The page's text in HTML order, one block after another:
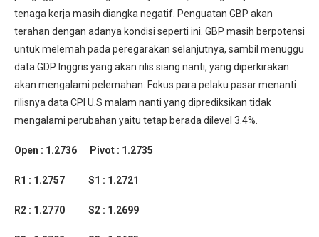
tenaga kerja masih diangka negatif. Penguatan GBP akan
terahan dengan adanya kondisi seperti ini. GBP masih berpotensi
untuk melemah pada peregarakan selanjutnya, sambil menuggu
data GDP Inggris yang akan rilis siang nanti, yang diperkirakan
akan mengalami pelemahan. Fokus para pelaku pasar menanti
rilisnya data CPI U.S malam nanti yang diprediksikan tidak
mengalami perubahan yaitu tetap berada dilevel 3.4%.
Open : 1.2736 Pivot : 1.2735
R1 : 1.2757 S1 : 1.2721
R2 : 1.2770 S2 : 1.2699